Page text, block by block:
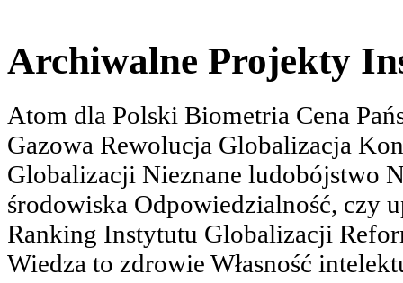
Archiwalne Projekty
Atom dla Polski Biometria Cena
Gazowa Rewolucja Globalizacja
Globalizacji Nieznane ludobójstwo
środowiska Odpowiedzialność, czy
Ranking Instytutu Globalizacji
Wiedza to zdrowie Własność